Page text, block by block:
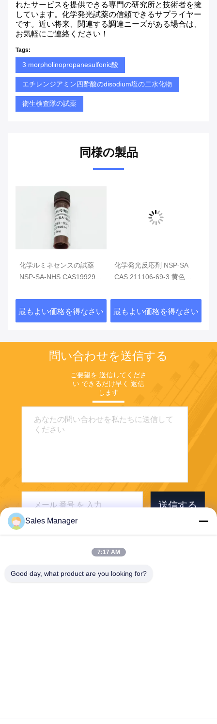
れたサービスを提供できる専門の研究所と技術者を擁
しています。化学発光試薬の信頼できるサプライヤー
です。近い将来、関連する調達ニーズがある場合は、
お気軽にご連絡ください！
Tags:
3 morpholinopropanesulfonic酸
エチレンジアミン四酢酸のdisodium塩の二水化物
衛生検査隊の試薬
同様の製品
化学ルミネセンスの試薬
NSP-SA-NHS CAS199293-
最もよい価格を得なさい
化学発光反応剤 NSP-SA
CAS 211106-69-3 黄色い
最もよい価格を得なさい
問い合わせを送信する
ご要望を 送信してくださ
い できるだけ早く 返信
します
送信する
Sales Manager
7:17 AM
Good day, what product are you looking for?